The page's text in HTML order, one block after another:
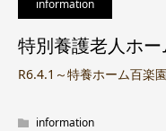
information
特別養護老人ホ
R6.4.1～特養ホーム百楽
information